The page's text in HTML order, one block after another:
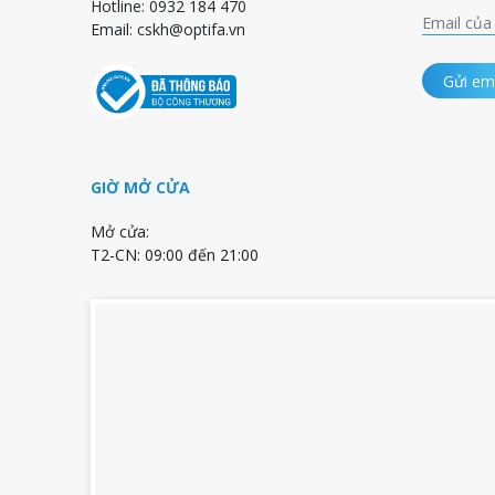
Hotline: 0932 184 470
Email: cskh@optifa.vn
Gửi
GIỜ MỞ CỬA
Mở cửa:
T2-CN: 09:00 đến 21:00